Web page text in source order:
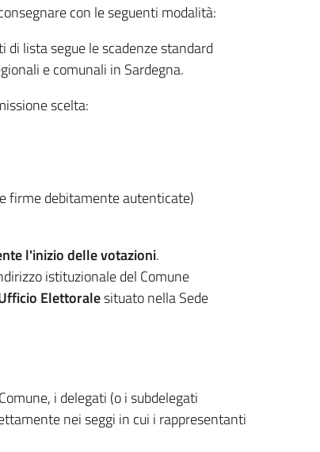
con le seguenti modalità:
lista segue le scadenze standard
e comunali in Sardegna.
scelta:
firme debitamente autenticate)
l'inizio delle votazioni.
istituzionale del Comune
Elettoralesituato nella Sede
i delegati (o i subdelegati
nei seggi in cui i rappresentanti